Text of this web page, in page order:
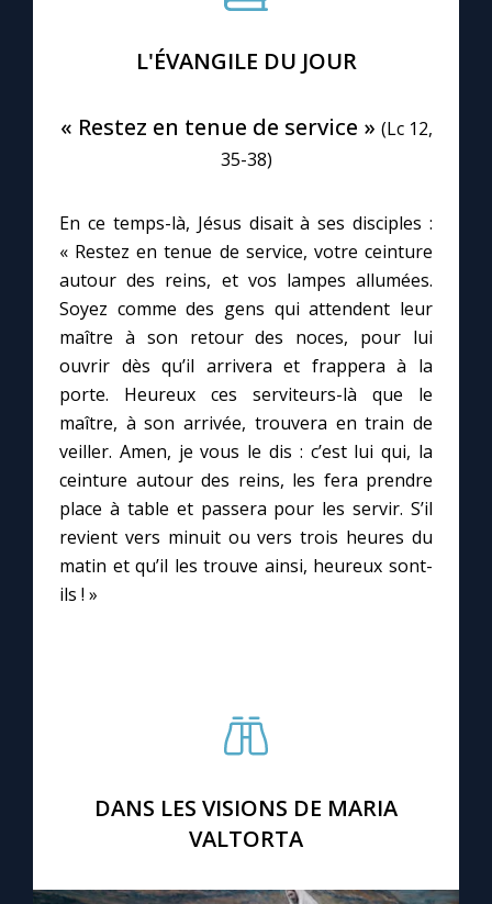
Le site internet
Prier au quotidien
Avec Thérèse de Lisieux
L'Évangile chaque jour
Les premiers samedis du mois
Marie qui défait les nœuds
Me consacrer à Jésus par Marie
1000 Raisons de Croire
L'ÉVANGILE DU JOUR
« Restez en tenue de service » (Lc 12,
35-38)
En ce temps-là, Jésus disait à ses disciples :
« Restez en tenue de service, votre ceinture
autour des reins, et vos lampes allumées.
Soyez comme des gens qui attendent leur
maître à son retour des noces, pour lui
ouvrir dès qu’il arrivera et frappera à la
porte. Heureux ces serviteurs-là que le
maître, à son arrivée, trouvera en train de
veiller. Amen, je vous le dis : c’est lui qui, la
ceinture autour des reins, les fera prendre
place à table et passera pour les servir. S’il
revient vers minuit ou vers trois heures du
matin et qu’il les trouve ainsi, heureux sont-
ils ! »
DANS LES VISIONS DE MARIA
VALTORTA